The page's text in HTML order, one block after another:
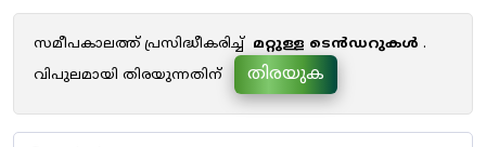
സമീപകാലത്ത് പ്രസിദ്ധീകരിച്ച് മറ്റുള്ള ടെൻഡറുകൾ .
വിപുലമായി തിരയുന്നതിന്
തിരയുക